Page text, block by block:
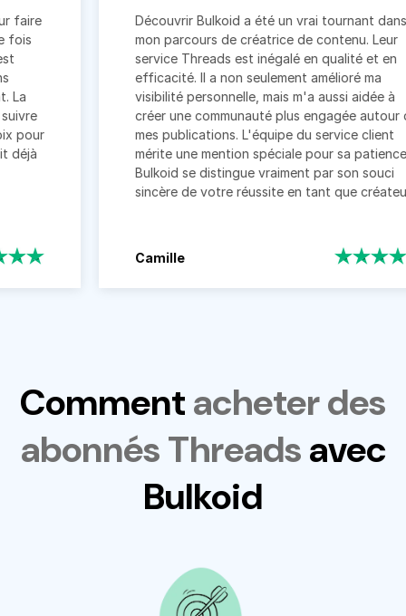
Découvrir Bulkoid a été un vrai tournant dans
mon parcours de créatrice de contenu. Leur
service Threads est inégalé en qualité et en
efficacité. Il a non seulement amélioré ma
visibilité personnelle, mais m'a aussi aidée à
créer une communauté plus engagée autour de
mes publications. L'équipe du service client
mérite une mention spéciale pour sa patience.
Bulkoid se distingue vraiment par son souci
sincère de votre réussite en tant que créateur.
Commentacheter des
abonnés Threadsavec
Bulkoid